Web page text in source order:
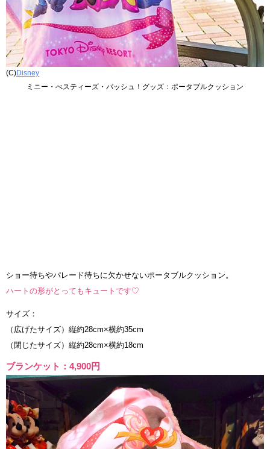
(C)Disney
ミニー・べスティーズ・バッシュ！グッズ：ポータブルクッション
ショー待ちやパレード待ちに欠かせないポータブルクッション。
ハートの形がとってもキュートです♡
サイズ：
（広げたサイズ）縦約28cm×横約35cm
（閉じたサイズ）縦約28cm×横約18cm
ブランケット：4,900円